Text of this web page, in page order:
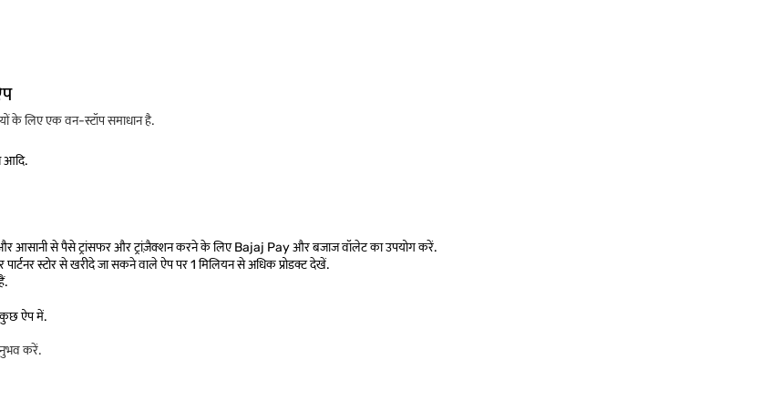
के लिए एक वन-स्टॉप समाधान है.
आदि.
आसानी से पैसे ट्रांसफर और ट्रांज़ैक्शन करने के लिए Bajaj Pay और बजाज वॉलेट का उपयोग करें.
स्टोर से खरीदे जा सकने वाले ऐप पर 1 मिलियन से अधिक प्रोडक्ट देखें.
कुछ ऐप में.
करें.